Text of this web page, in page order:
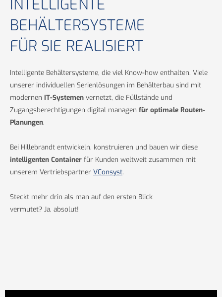
INTELLIGENTE
BEHÄLTERSYSTEME
FÜR SIE REALISIERT
Intelligente Behältersysteme, die viel Know-how enthalten. Viele
unserer individuellen Serienlösungen im Behälterbau sind mit
modernen IT-Systemen vernetzt, die Füllstände und
Zugangsberechtigungen digital managen für optimale Routen-
Planungen.
Bei Hillebrandt entwickeln, konstruieren und bauen wir diese
intelligenten Container für Kunden weltweit zusammen mit
unserem Vertriebspartner VConsyst.
Steckt mehr drin als man auf den ersten Blick
vermutet? Ja, absolut!